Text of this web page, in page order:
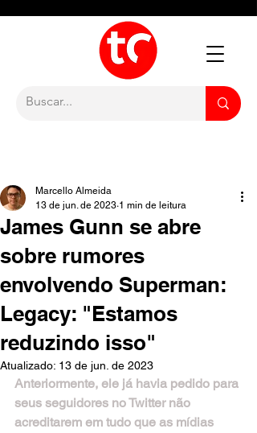
James Gunn se abre
sobre rumores
envolvendo Superman:
Legacy: "Estamos
reduzindo isso"
Marcello Almeida
13 de jun. de 2023 1 min de leitura
Atualizado: 13 de jun. de 2023
Anteriormente, ele já havia pedido para
seus seguidores no Twitter não
acreditarem em tudo que as mídias